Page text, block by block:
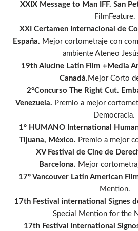
XXIX Message to Man IFF. San
FilmFeature.
XXI Certamen Internacional de
España. Mejor cortometraje con
ambiente Ateneo
19th Alucine Latin Film +Media
Canadá. Mejor Corto
2°Concurso The Right Cut.
Venezuela. Premio a mejor
Democracia.
1° HUMANO International
Tijuana, México. Premio a mejor
XV Festival de Cine de
Barcelona. Mejor
17° Vancouver Latin American
Mention.
17th Festival international Signes
Special Mention for the
17th Festival international